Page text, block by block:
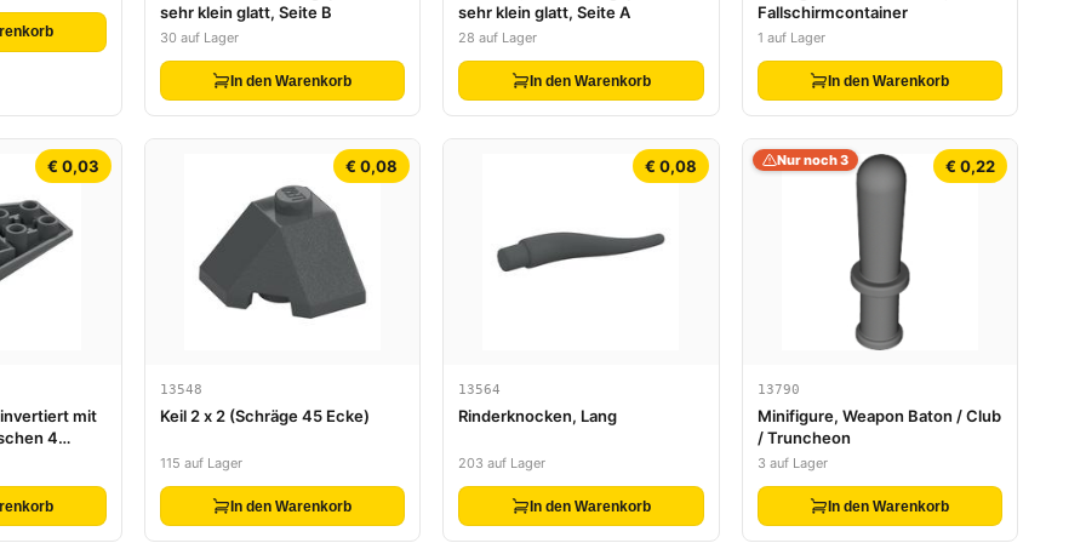
sehr klein glatt, Seite B
30 auf Lager
In den Warenkorb
sehr klein glatt, Seite A
28 auf Lager
In den Warenkorb
Fallschirmcontainer
1 auf Lager
In den Warenkorb
€ 0,03
mit
4
€ 0,08
13548
Keil 2 x 2 (Schräge 45 Ecke)
115 auf Lager
In den Warenkorb
€ 0,08
13564
Rinderknocken, Lang
203 auf Lager
In den Warenkorb
€ 0,22
Nur noch 3
13790
Minifigure, Weapon Baton / Club
/ Truncheon
3 auf Lager
In den Warenkorb